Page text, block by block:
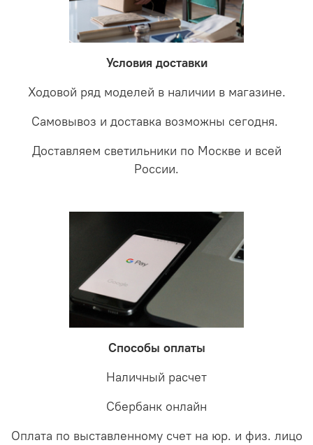
светильники на экспертизу производителю. После
проверки будет выясненная причина поломки и
соотношении с светодиодными. В этом случае покупая
LED светильники не только экономите деньги но еще
забудете что такое тусклость и недостаток освещения.
Условия доставки
Ходовой ряд моделей в наличии в магазине.
Самовывоз и доставка возможны сегодня.
Доставляем светильники по Москве и всей
России.
Способы оплаты
Наличный расчет
Сбербанк онлайн
Оплата по выставленному счет на юр. и физ. лицо